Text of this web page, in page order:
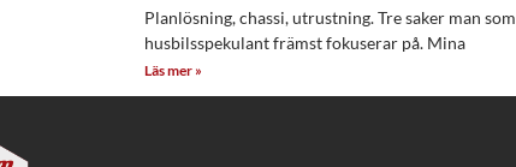
Planlösning, chassi, utrustning. Tre saker man som
husbilsspekulant främst fokuserar på. Mina
Läs mer »